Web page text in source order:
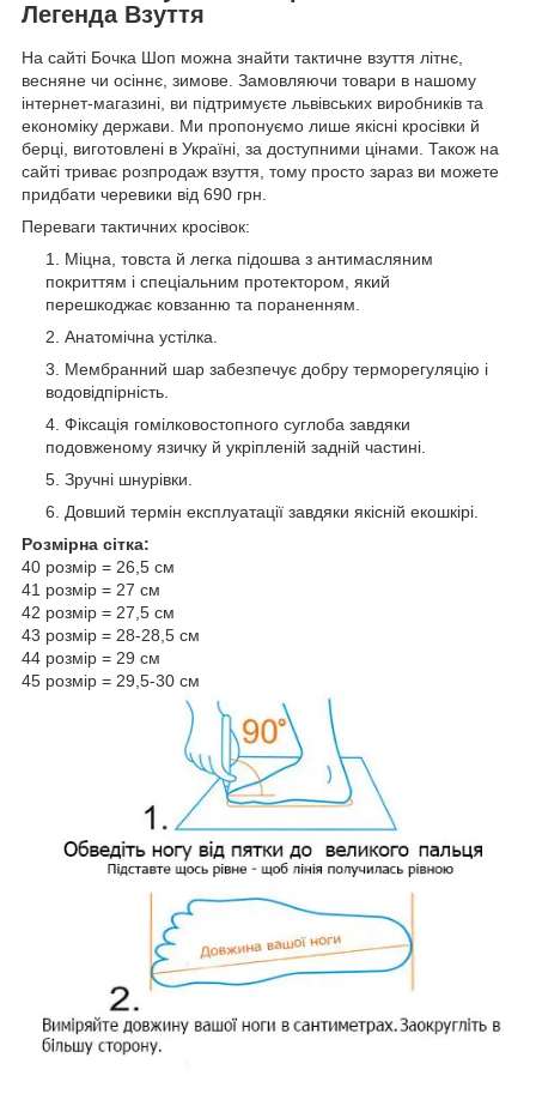
Легенда Взуття
На сайті Бочка Шоп можна знайти тактичне взуття літнє,
весняне чи осіннє, зимове. Замовляючи товари в нашому
інтернет-магазині, ви підтримуєте львівських виробників та
економіку держави. Ми пропонуємо лише якісні кросівки й
берці, виготовлені в Україні, за доступними цінами. Також на
сайті триває розпродаж взуття, тому просто зараз ви можете
придбати черевики від 690 грн.
Переваги тактичних кросівок:
Міцна, товста й легка підошва з антимасляним
покриттям і спеціальним протектором, який
перешкоджає ковзанню та пораненням.
Анатомічна устілка.
Мембранний шар забезпечує добру терморегуляцію і
водовідпірність.
Фіксація гомілковостопного суглоба завдяки
подовженому язичку й укріпленій задній частині.
Зручні шнурівки.
Довший термін експлуатації завдяки якісній екошкірі.
Розмірна сітка:
40 розмір = 26,5 см
41 розмір = 27 см
42 розмір = 27,5 см
43 розмір = 28-28,5 см
44 розмір = 29 см
45 розмір = 29,5-30 см